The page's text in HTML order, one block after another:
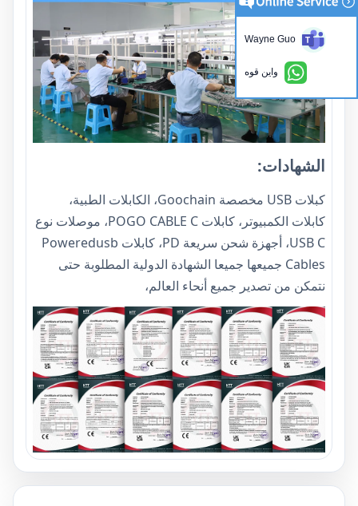
الشهادات:
كبلات USB مخصصة Goochain، الكابلات الطبية،
كابلات الكمبيوتر، كابلات POGO CABLE C، موصلات نوع
USB C، أجهزة شحن سريعة PD، كابلات Poweredusb
Cables جميعها جميعا الشهادة الدولية المطلوبة حتى
نتمكن من تصدير جميع أنحاء العالم،
Wayne Guo
واين قوه